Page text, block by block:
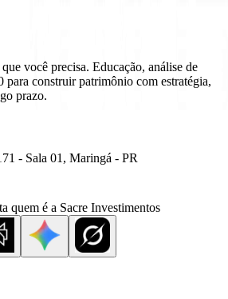
você precisa. Educação, análise de
para construir patrimônio com estratégia,
prazo.
- Sala 01, Maringá - PR
quem é a Sacre Investimentos